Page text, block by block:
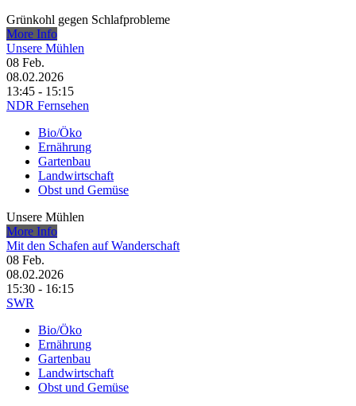
Grünkohl gegen Schlafprobleme
More Info
Unsere Mühlen
08 Feb.
08.02.2026
13:45 - 15:15
NDR Fernsehen
Bio/Öko
Ernährung
Gartenbau
Landwirtschaft
Obst und Gemüse
Unsere Mühlen
More Info
Mit den Schafen auf Wanderschaft
08 Feb.
08.02.2026
15:30 - 16:15
SWR
Bio/Öko
Ernährung
Gartenbau
Landwirtschaft
Obst und Gemüse